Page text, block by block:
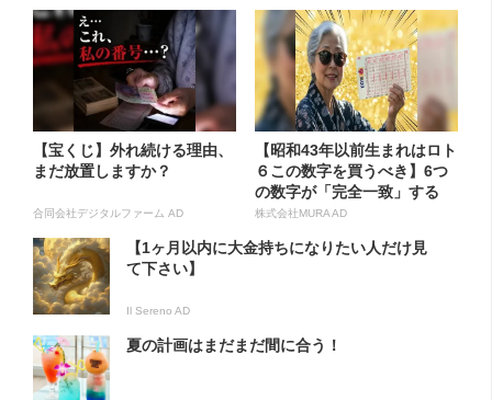
【宝くじ】外れ続ける理由、
まだ放置しますか？
合同会社デジタルファーム AD
【昭和43年以前生まれはロト
６この数字を買うべき】6つ
の数字が「完全一致」する
方...
株式会社MURA AD
【1ヶ月以内に大金持ちになりたい人だけ見
て下さい】
Il Sereno AD
夏の計画はまだまだ間に合う！